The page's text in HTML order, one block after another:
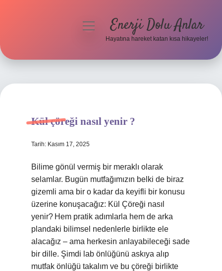
Hakkımızda
menüyüEnerji Dolu Anlar
Hayatına hareket katan kısa hikayeler!
Kül çöreği nasıl yenir ?
Tarih: Kasım 17, 2025
Bilime gönül vermiş bir meraklı olarak
selamlar. Bugün mutfağımızın belki de biraz
gizemli ama bir o kadar da keyifli bir konusu
üzerine konuşacağız: Kül Çöreği nasıl
yenir? Hem pratik adımlarla hem de arka
plandaki bilimsel nedenlerle birlikte ele
alacağız – ama herkesin anlayabileceği sade
bir dille. Şimdi lab önlüğünü askıya alıp
mutfak önlüğü takalım ve bu çöreği birlikte